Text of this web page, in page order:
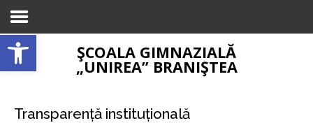
Open toolbar
Please select a menu for the "Mobile Menu"
position from theAppearance->Menus page in
ŞCOALA GIMNAZIALĂ
„UNIREA” BRANIŞTEA
Transparență instituțională